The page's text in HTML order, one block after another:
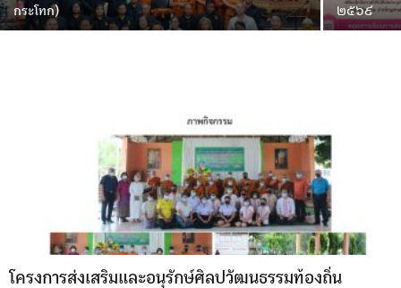
กระโทก)
๒๕๖๙
โครงการส่งเสริมและอนุรักษ์ศิลปวัฒนธรรมท้องถิ่น